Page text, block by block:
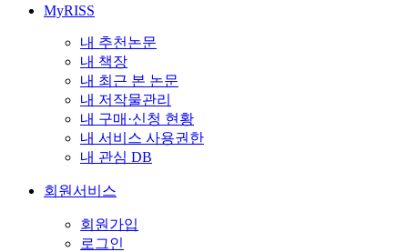
MyRISS
내 추천논문
내 책장
내 최근 본 논문
내 저작물관리
내 구매·신청 현황
내 서비스 사용권한
내 관심 DB
회원서비스
회원가입
로그인